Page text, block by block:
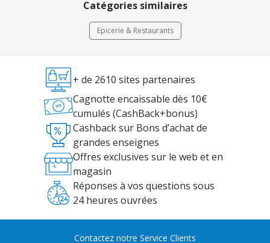
Catégories similaires
Epicerie & Restaurants
+ de 2610 sites partenaires
Cagnotte encaissable dès 10€
cumulés (CashBack+bonus)
Cashback sur Bons d’achat de
grandes enseignes
Offres exclusives sur le web et en
magasin
Réponses à vos questions sous
24 heures ouvrées
Contactez notre Service Clients